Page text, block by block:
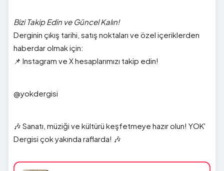
Bizi Takip Edin ve Güncel Kalın!
Derginin çıkış tarihi, satış noktaları ve özel içeriklerden
haberdar olmak için:
📌 Instagram ve X hesaplarımızı takip edin!
@yokdergisi
🎶 Sanatı, müziği ve kültürü keşfetmeye hazır olun! YOK'
Dergisi çok yakında raflarda! 🎶